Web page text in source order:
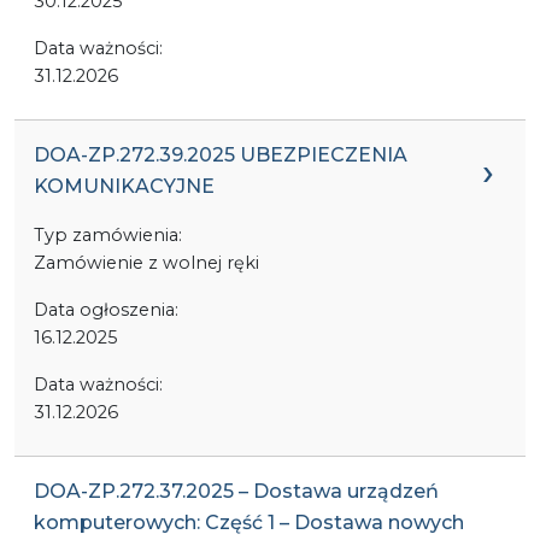
Data ważności:
31.12.2026
DOA-ZP.272.39.2025 UBEZPIECZENIA
KOMUNIKACYJNE
Typ zamówienia:
Zamówienie z wolnej ręki
Data ogłoszenia:
16.12.2025
Data ważności:
31.12.2026
DOA-ZP.272.37.2025 – Dostawa urządzeń
komputerowych: Część 1 – Dostawa nowych